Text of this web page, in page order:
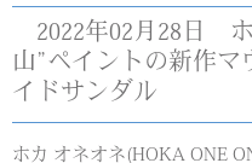
2022年02月28日
山”ペイントの新作マ
イドサンダル
ホカ オネオネ(HOKA ONE